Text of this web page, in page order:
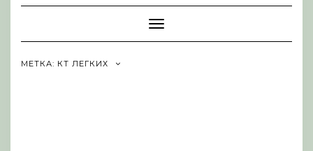
Toggle
Navigation
МЕТКА: КТ ЛЕГКИХ